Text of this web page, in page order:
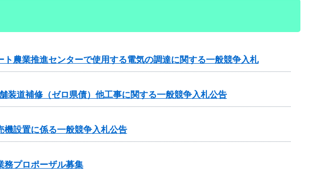
農業推進センターで使用する電気の調達に関する一般競争入札
装道補修（ゼロ県債）他工事に関する一般競争入札公告
設置に係る一般競争入札公告
務プロポーザル募集